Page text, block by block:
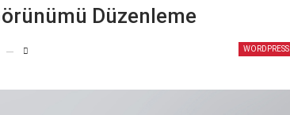
Düzenleme
WORDPRESS